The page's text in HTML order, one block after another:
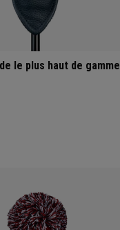
le plus haut de gamme